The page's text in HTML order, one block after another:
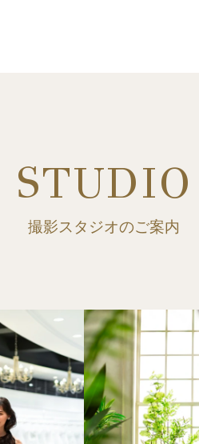
STUDIO
撮影スタジオのご案内